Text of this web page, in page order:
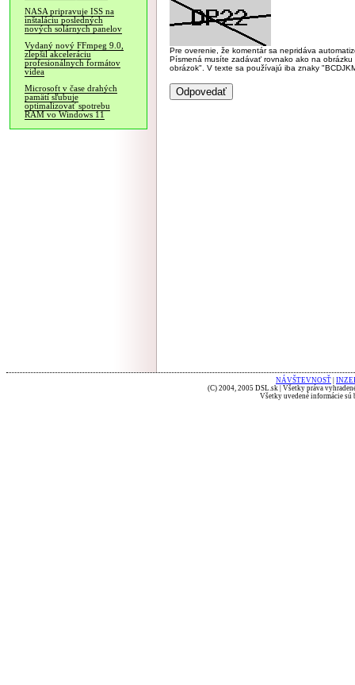
NASA pripravuje ISS na
inštaláciu posledných
nových solárnych panelov
Vydaný nový FFmpeg 9.0,
zlepšil akceleráciu
profesionálnych formátov
videa
Microsoft v čase drahých
pamätí sľubuje
optimalizovať spotrebu
RAM vo Windows 11
Pre overenie, že komentár sa nepridáva
Písmená musíte zadávať rovnako ako na
obrázok". V texte sa používajú iba znaky
NÁVŠTEVNOSŤ
(C) 2004, 2005 DSL.sk | Všetky práva
Všetky uvedené informácie sú